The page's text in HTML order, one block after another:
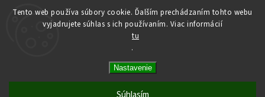
Tento web používa súbory cookie. Ďalším prechádzaním tohto webu
vyjadrujete súhlas s ich používaním. Viac informácií
tu
.
Nastavenie
bifeedus | BIO | DIA | BEZLEPKOVÉ POTRAVINY
Shoptet| Design